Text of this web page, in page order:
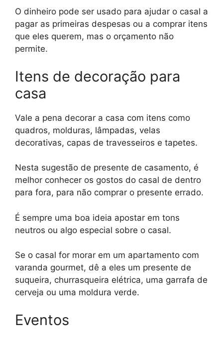
O dinheiro pode ser usado para ajudar o casal a
pagar as primeiras despesas ou a comprar itens
que eles querem, mas o orçamento não
permite.
Itens de decoração para
casa
Vale a pena decorar a casa com itens como
quadros, molduras, lâmpadas, velas
decorativas, capas de travesseiros e tapetes.
Nesta sugestão de presente de casamento, é
melhor conhecer os gostos do casal de dentro
para fora, para não comprar o presente errado.
É sempre uma boa ideia apostar em tons
neutros ou algo especial sobre o casal.
Se o casal for morar em um apartamento com
varanda gourmet, dê a eles um presente de
suqueira, churrasqueira elétrica, uma garrafa de
cerveja ou uma moldura verde.
Eventos